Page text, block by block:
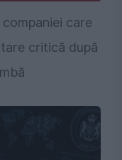
care
critică după